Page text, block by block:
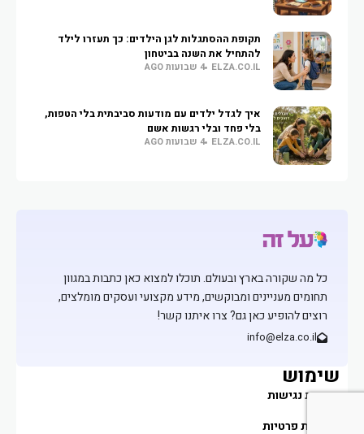
תקופת ההסתגלות לגן הילדים: כך תעזרו לילד
להתחיל את השנה בביטחון
ELZA.CO.IL 4 שבועות AGO
איך לגדל ילדים עם מודעות סביבתית בלי הטפות,
בלי פחד ובלי רגשות אשם
ELZA.CO.IL 4 שבועות AGO
כל מה שקורה בארץ ובעולם. תוכלו למצוא כאן כתבות במגוון
תחומים מעניינים ומבוקשים, מידע מקצועי ועסקים מומלצים,
רוצים להופיע כאן גם? צרו איתנו קשר!
info@elza.co.il
שימוש
הצהרת נגישות
מדיניות פרטיות